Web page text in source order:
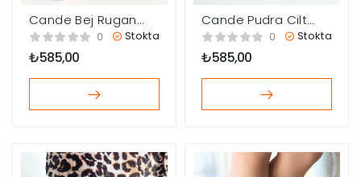
Cande Bej Rugan
Topuklu Ayakkabı
0 Stokta
₺585,00
Cande Pudra Cilt
Topuklu Ayakkabı
0 Stokta
₺585,00